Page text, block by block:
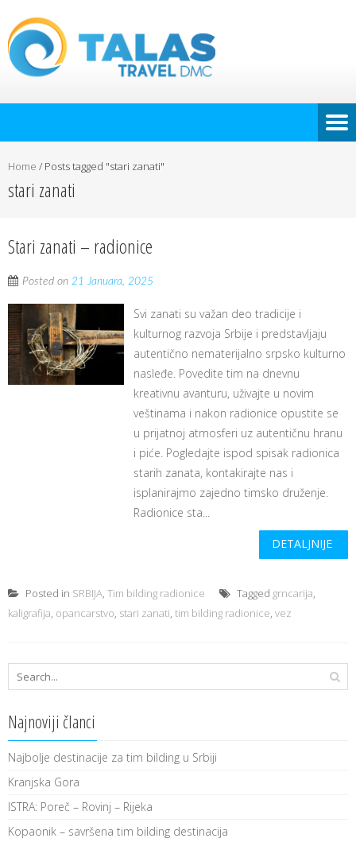
Home / Posts tagged "stari zanati"
stari zanati
Stari zanati – radionice
Posted on 21 Januara, 2025
Svi zanati su važan deo tradicije i
kulturnog razvoja Srbije i predstavljaju
autentično nematerijalno srpsko kulturno
nasleđe. Povedite tim na dnevnu
kreativnu avanturu, uživajte u novim
veštinama i nakon radionice opustite se
u prijatnoj atmosferi uz autentičnu hranu
i piće. Pogledajte ispod spisak radionica
starih zanata, kontakirajte nas i
isplanirajmo zajedno timsko druženje.
Radionice sta...
DETALJNIJE
Posted in SRBIJA, Tim bilding radionice Tagged grncarija,
kaligrafija, opancarstvo, stari zanati, tim bilding radionice, vez
Najnoviji članci
Najbolje destinacije za tim bilding u Srbiji
Kranjska Gora
ISTRA: Poreč – Rovinj – Rijeka
Kopaonik – savršena tim bilding destinacija